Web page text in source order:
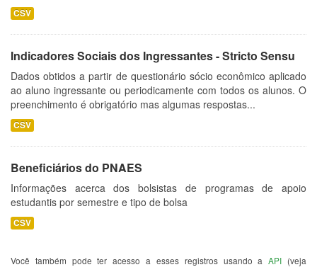
CSV
Indicadores Sociais dos Ingressantes - Stricto Sensu
Dados obtidos a partir de questionário sócio econômico aplicado
ao aluno ingressante ou periodicamente com todos os alunos. O
preenchimento é obrigatório mas algumas respostas...
CSV
Beneficiários do PNAES
Informações acerca dos bolsistas de programas de apoio
estudantis por semestre e tipo de bolsa
CSV
Você também pode ter acesso a esses registros usando aAPI (veja